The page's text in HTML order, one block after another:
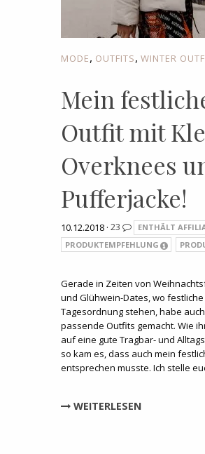
MODE, OUTFITS, WINTER
Mein
Outfit mit
Overknees
Pufferjacke!
10.12.2018 · 23
ENTHÄLT
PRODUKTEMPFEHLUNG
Gerade in Zeiten von
und Glühwein-Dates, wo
Tagesordnung stehen, habe
passende Outfits gemacht. Wie
auf eine gute Tragbar- und
so kam es, dass auch mein
entsprechen musste. Ich stelle
WEITERLESEN